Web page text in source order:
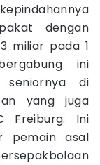
dengan
miliar pada 1
ini
seniornya di
yang juga
Freiburg. Ini
pemain asal